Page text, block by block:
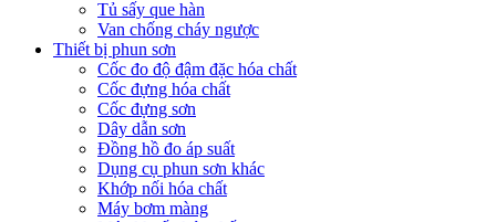
Tủ sấy que hàn
Van chống cháy ngược
Thiết bị phun sơn
Cốc đo độ đậm đặc hóa chất
Cốc đựng hóa chất
Cốc đựng sơn
Dây dẫn sơn
Đồng hồ đo áp suất
Dụng cụ phun sơn khác
Khớp nối hóa chất
Máy bơm màng